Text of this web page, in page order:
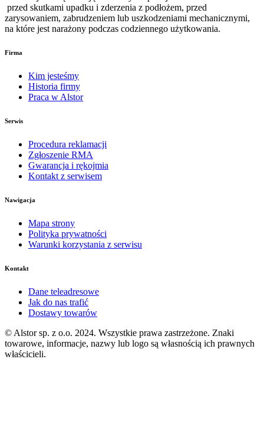
przed skutkami upadku i zderzenia z podłożem, przed
zarysowaniem, zabrudzeniem lub uszkodzeniami mechanicznymi,
na które jest narażony podczas codziennego użytkowania.
Firma
Kim jesteśmy
Historia firmy
Praca w Alstor
Serwis
Procedura reklamacji
Zgłoszenie RMA
Gwarancja i rękojmia
Kontakt z serwisem
Nawigacja
Mapa strony
Polityka prywatności
Warunki korzystania z serwisu
Kontakt
Dane teleadresowe
Jak do nas trafić
Dostawy towarów
© Alstor sp. z o.o. 2024. Wszystkie prawa zastrzeżone. Znaki
towarowe, informacje, nazwy lub logo są własnością ich prawnych
właścicieli.